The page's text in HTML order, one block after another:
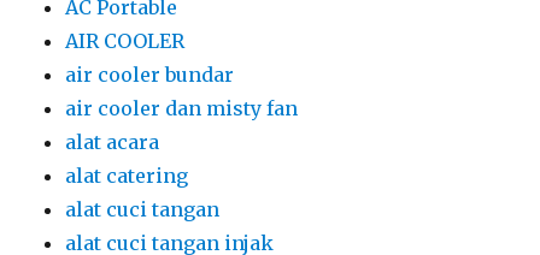
AC Portable
AIR COOLER
air cooler bundar
air cooler dan misty fan
alat acara
alat catering
alat cuci tangan
alat cuci tangan injak